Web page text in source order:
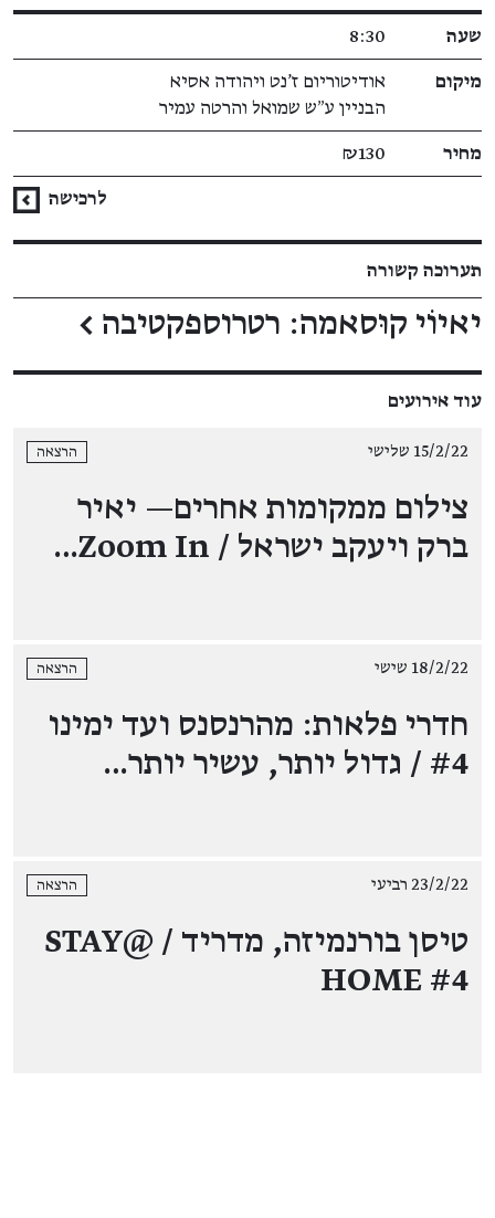
שעה 8:30
מיקום
אודיטוריום ז'נט ויהודה אסיא
הבניין ע״ש שמואל והרטה עמיר
מחיר ₪130
לרכישה
תערוכה קשורה
יאיוֹי קוּסאמה: רטרוספקטיבה ←
עוד אירועים
15/2/22 שלישי הרצאה
צילום ממקומות אחרים— יאיר
ברק ויעקב ישראל / Zoom In…
18/2/22 שישי הרצאה
חדרי פלאות: מהרנסנס ועד ימינו
#4 / גדול יותר, עשיר יותר…
23/2/22 רביעי הרצאה
טיסן בורנמיזה, מדריד / STAY@
HOME #4